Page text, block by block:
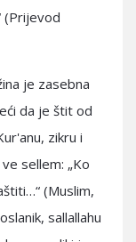
(Prijevod
je zasebna
da je štit od
zikru i
sellem: „Ko
(Muslim,
sallallahu